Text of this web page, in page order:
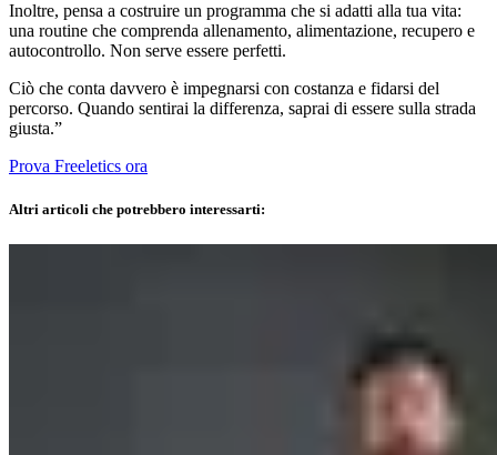
Inoltre, pensa a costruire un programma che si adatti alla tua vita:
una routine che comprenda allenamento, alimentazione, recupero e
autocontrollo. Non serve essere perfetti.
Ciò che conta davvero è impegnarsi con costanza e fidarsi del
percorso. Quando sentirai la differenza, saprai di essere sulla strada
giusta.”
Prova Freeletics ora
Altri articoli che potrebbero interessarti: